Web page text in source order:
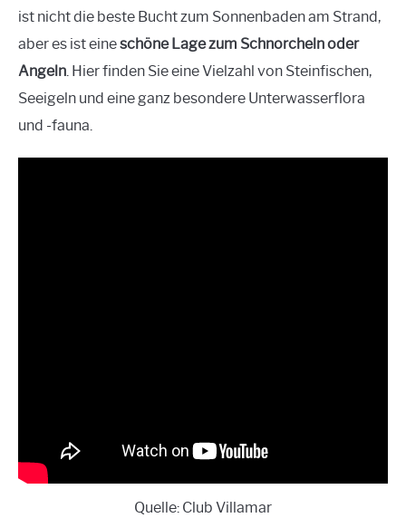
ist nicht die beste Bucht zum Sonnenbaden am Strand,
aber es ist eineschöne Lage zum Schnorcheln oder
Angeln. Hier finden Sie eine Vielzahl von Steinfischen,
Seeigeln und eine ganz besondere Unterwasserflora
und -fauna.
Quelle: Club Villamar